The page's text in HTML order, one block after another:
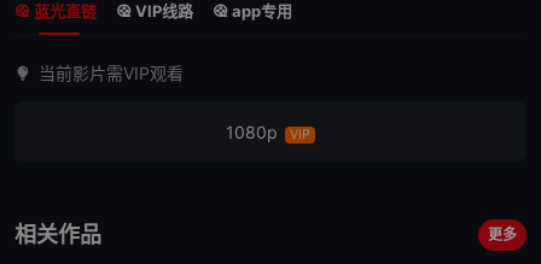
蓝光直链 VIP线路 app专用
当前影片需VIP观看
1080p VIP
相关作品 更多